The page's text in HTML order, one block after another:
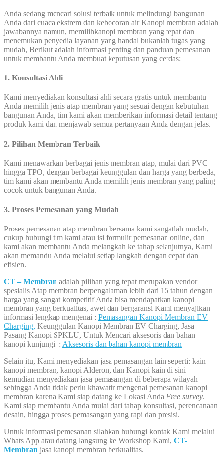
Anda sedang mencari solusi terbaik untuk melindungi bangunan
Anda dari cuaca ekstrem dan kebocoran air Kanopi membran adalah
jawabannya namun, memilihkanopi membran yang tepat dan
menemukan penyedia layanan yang handal bukanlah tugas yang
mudah, Berikut adalah informasi penting dan panduan pemesanan
untuk membantu Anda membuat keputusan yang cerdas:
1. Konsultasi Ahli
Kami menyediakan konsultasi ahli secara gratis untuk membantu
Anda memilih jenis atap membran yang sesuai dengan kebutuhan
bangunan Anda, tim kami akan memberikan informasi detail tentang
produk kami dan menjawab semua pertanyaan Anda dengan jelas.
2. Pilihan Membran Terbaik
Kami menawarkan berbagai jenis membran atap, mulai dari PVC
hingga TPO, dengan berbagai keunggulan dan harga yang berbeda,
tim kami akan membantu Anda memilih jenis membran yang paling
cocok untuk bangunan Anda.
3. Proses Pemesanan yang Mudah
Proses pemesanan atap membran bersama kami sangatlah mudah,
cukup hubungi tim kami atau isi formulir pemesanan online, dan
kami akan membantu Anda melangkah ke tahap selanjutnya, Kami
akan memandu Anda melalui setiap langkah dengan cepat dan
efisien.
CT – Membran adalah pilihan yang tepat merupakan vendor
spesialis Atap membran berpengalaman lebih dari 15 tahun dengan
harga yang sangat kompetitif Anda bisa mendapatkan kanopi
membran yang berkualitas, awet dan bergaransi Kami menyajikan
informasi lengkap mengenai : Pemasangan Kanopi Membran EV
Charging, Keunggulan Kanopi Membran EV Charging, Jasa
Pasang Kanopi SPKLU, Untuk Mencari aksesoris dan bahan
kanopi kunjungi : Aksesoris dan bahan kanopi membran
Selain itu, Kami menyediakan jasa pemasangan lain seperti: kain
kanopi membran, kanopi Alderon, dan Kanopi kain di sini
kemudian menyediakan jasa pemasangan di beberapa wilayah
sehingga Anda tidak perlu khawatir mengenai pemesanan kanopi
membran karena Kami siap datang ke Lokasi Anda Free survey.
Kami siap membantu Anda mulai dari tahap konsultasi, perencanaan
desain, hingga proses pemasangan yang rapi dan presisi.
Untuk informasi pemesanan silahkan hubungi kontak Kami melalui
Whats App atau datang langsung ke Workshop Kami, CT-
Membran jasa kanopi membran berkualitas.